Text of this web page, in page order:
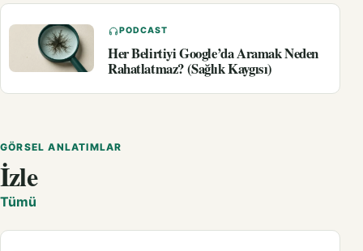
PODCAST
Her Belirtiyi Google’da Aramak Neden
Rahatlatmaz? (Sağlık Kaygısı)
GÖRSEL ANLATIMLAR
İzle
Tümü